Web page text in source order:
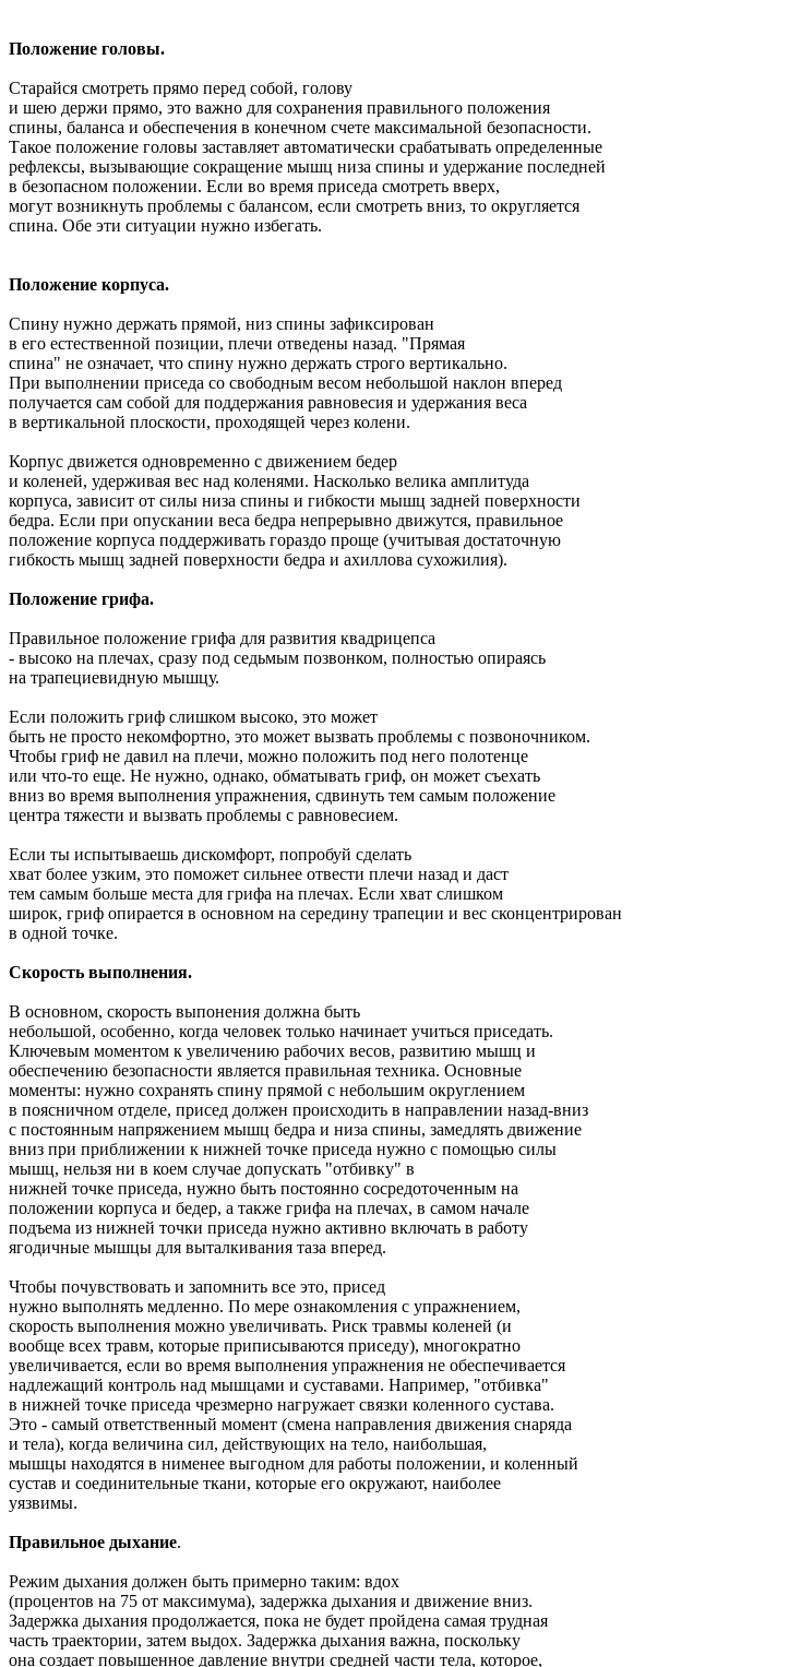
Положение головы.
Старайся смотреть прямо перед собой, голову
и шею держи прямо, это важно для сохранения правильного положения
спины, баланса и обеспечения в конечном счете максимальной безопасности.
Такое положение головы заставляет автоматически срабатывать определенные
рефлексы, вызывающие сокращение мышц низа спины и удержание последней
в безопасном положении. Если во время приседа смотреть вверх,
могут возникнуть проблемы с балансом, если смотреть вниз, то округляется
спина. Обе эти ситуации нужно избегать.
Положение корпуса.
Спину нужно держать прямой, низ спины зафиксирован
в его естественной позиции, плечи отведены назад. "Прямая
спина" не означает, что спину нужно держать строго вертикально.
При выполнении приседа со свободным весом небольшой наклон вперед
получается сам собой для поддержания равновесия и удержания веса
в вертикальной плоскости, проходящей через колени.
Корпус движется одновременно с движением бедер
и коленей, удерживая вес над коленями. Насколько велика амплитуда
корпуса, зависит от силы низа спины и гибкости мышц задней поверхности
бедра. Если при опускании веса бедра непрерывно движутся, правильное
положение корпуса поддерживать гораздо проще (учитывая достаточную
гибкость мышц задней поверхности бедра и ахиллова сухожилия).
Положение грифа.
Правильное положение грифа для развития квадрицепса
- высоко на плечах, сразу под седьмым позвонком, полностью опираясь
на трапециевидную мышцу.
Если положить гриф слишком высоко, это может
быть не просто некомфортно, это может вызвать проблемы с позвоночником.
Чтобы гриф не давил на плечи, можно положить под него полотенце
или что-то еще. Не нужно, однако, обматывать гриф, он может съехать
вниз во время выполнения упражнения, сдвинуть тем самым положение
центра тяжести и вызвать проблемы с равновесием.
Если ты испытываешь дискомфорт, попробуй сделать
хват более узким, это поможет сильнее отвести плечи назад и даст
тем самым больше места для грифа на плечах. Если хват слишком
широк, гриф опирается в основном на середину трапеции и вес сконцентрирован
в одной точке.
Скорость выполнения.
В основном, скорость выпонения должна быть
небольшой, особенно, когда человек только начинает учиться приседать.
Ключевым моментом к увеличению рабочих весов, развитию мышц и
обеспечению безопасности является правильная техника. Основные
моменты: нужно сохранять спину прямой с небольшим округлением
в поясничном отделе, присед должен происходить в направлении назад-вниз
с постоянным напряжением мышц бедра и низа спины, замедлять движение
вниз при приближении к нижней точке приседа нужно с помощью силы
мышц, нельзя ни в коем случае допускать "отбивку" в
нижней точке приседа, нужно быть постоянно сосредоточенным на
положении корпуса и бедер, а также грифа на плечах, в самом начале
подъема из нижней точки приседа нужно активно включать в работу
ягодичные мышцы для выталкивания таза вперед.
Чтобы почувствовать и запомнить все это, присед
нужно выполнять медленно. По мере ознакомления с упражнением,
скорость выполнения можно увеличивать. Риск травмы коленей (и
вообще всех травм, которые приписываются приседу), многократно
увеличивается, если во время выполнения упражнения не обеспечивается
надлежащий контроль над мышцами и суставами. Например, "отбивка"
в нижней точке приседа чрезмерно нагружает связки коленного сустава.
Это - самый ответственный момент (смена направления движения снаряда
и тела), когда величина сил, действующих на тело, наибольшая,
мышцы находятся в нименее выгодном для работы положении, и коленный
сустав и соединительные ткани, которые его окружают, наиболее
уязвимы.
Правильное дыхание.
Режим дыхания должен быть примерно таким: вдох
(процентов на 75 от максимума), задержка дыхания и движение вниз.
Задержка дыхания продолжается, пока не будет пройдена самая трудная
часть траектории, затем выдох. Задержка дыхания важна, поскольку
она создает повышенное давление внутри средней части тела, которое,